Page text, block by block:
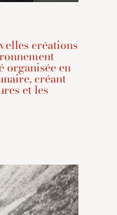
créations
organisée en
créant
et les